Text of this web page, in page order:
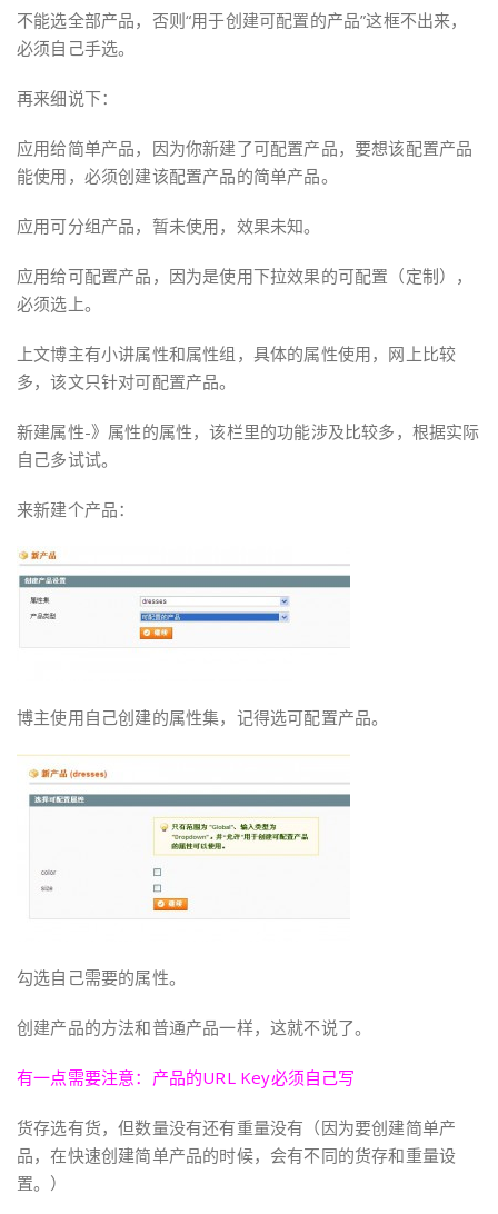
不能选全部产品，否则“用于创建可配置的产品”这框不出来，
必须自己手选。
再来细说下：
应用给简单产品，因为你新建了可配置产品，要想该配置产品
能使用，必须创建该配置产品的简单产品。
应用可分组产品，暂未使用，效果未知。
应用给可配置产品，因为是使用下拉效果的可配置（定制），
必须选上。
上文博主有小讲属性和属性组，具体的属性使用，网上比较
多，该文只针对可配置产品。
新建属性-》属性的属性，该栏里的功能涉及比较多，根据实际
自己多试试。
来新建个产品：
博主使用自己创建的属性集，记得选可配置产品。
勾选自己需要的属性。
创建产品的方法和普通产品一样，这就不说了。
有一点需要注意：产品的URL Key必须自己写
货存选有货，但数量没有还有重量没有（因为要创建简单产
品，在快速创建简单产品的时候，会有不同的货存和重量设
置。）